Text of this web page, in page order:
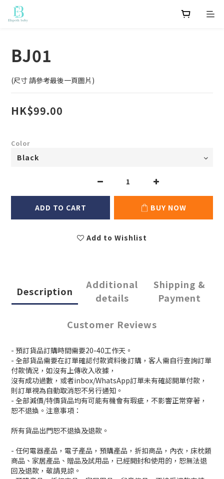
BJ01
(尺寸 請參考最後一頁圖片)
HK$99.00
Color
ADD TO CART BUY NOW
Add to Wishlist
Description
Additional
details
Shipping &
Payment
Customer Reviews
- 預訂貨品訂購時間需要20-40工作天。
- 全部貨品需要在訂單確認付款資料後訂購，客人需自行查詢訂單
付款情況，如沒有上傳收入收據，
沒有成功過數，或者inbox/WhatsApp訂單未有確認開單付款，
則訂單視為自動取消恕不另行通知。
- 全部減價/特價貨品均有可能有機會有瑕疵，不影響正常穿著，
恕不退換。注意事項：
所有貨品出門恕不退換及退款。
- 任何電器產品，電子產品，預購產品，折扣商品，內衣，床枕類
商品、家居產品、贈品及試用品，已經開封和使用的，恕無法退
回及退款，敬請見諒。